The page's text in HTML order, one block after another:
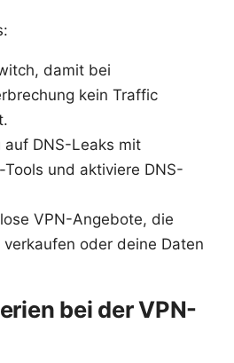
damit bei
kein Traffic
auf DNS-Leaks mit
und aktiviere DNS-
VPN-Angebote, die
oder deine Daten
bei der VPN-